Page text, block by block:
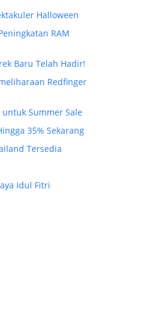
Halloween
RAM
Baru Telah Hadir!
Redfinger
Summer Sale
35% Sekarang
Tersedia
Idul Fitri